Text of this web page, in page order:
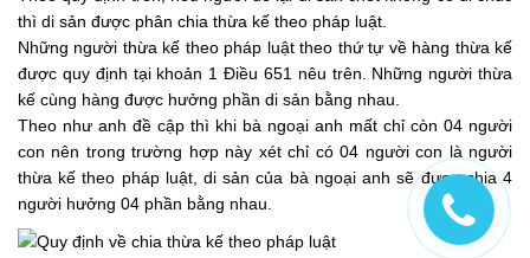
thì di sản được phân chia thừa kế theo pháp luật.
Những người thừa kế theo pháp luật theo thứ tự về hàng thừa kế
được quy định tại khoản 1 Điều 651 nêu trên. Những người thừa
kế cùng hàng được hưởng phần di sản bằng nhau.
Theo như anh đề cập thì khi bà ngoại anh mất chỉ còn 04 người
con nên trong trường hợp này xét chỉ có 04 người con là người
thừa kế theo pháp luật, di sản của bà ngoại anh sẽ được chia 4
người hưởng 04 phần bằng nhau.